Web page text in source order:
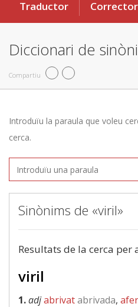
Traductor Corrector
Diccionari de
Compartiu
Introduïu la paraula que voleu
cerca.
Sinònims de «viril»
Resultats de la cerca per
viril
1.adjabrivatabrivada,